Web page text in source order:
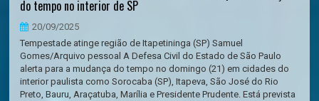
do tempo no interior de SP
20/09/2025
Tempestade atinge região de Itapetininga (SP) Samuel
Gomes/Arquivo pessoal A Defesa Civil do Estado de São Paulo
alerta para a mudança do tempo no domingo (21) em cidades do
interior paulista como Sorocaba (SP), Itapeva, São José do Rio
Preto, Bauru, Araçatuba, Marília e Presidente Prudente. Está prevista